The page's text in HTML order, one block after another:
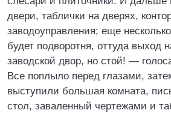
двери, таблички на дверях,
заводоуправления; еще
будет подворотня, оттуда выход
заводской двор, но стой! —
Все поплыло перед глазами,
выступили большая комната,
стол, заваленный чертежами и